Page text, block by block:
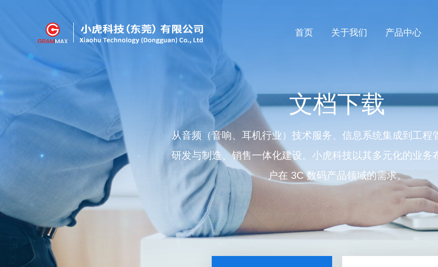
首页 关于我们 产品中心
文档下载
从音频（音响、耳机行业）技术服务、信息系统集成到工程
研发与制造、销售一体化建设。小虎科技以其多元化的业务
户在 3C 数码产品领域的需求。